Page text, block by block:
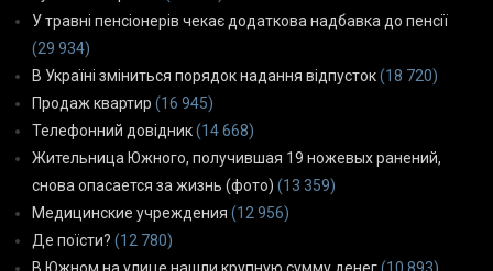
У травні пенсіонерів чекає додаткова надбавка до пенсії
(29 934)
В Україні зміниться порядок надання відпусток(18 720)
Продаж квартир (16 945)
Телефонний довідник(14 668)
Жительница Южного, получившая 19 ножевых ранений,
снова опасается за жизнь (фото) (13 359)
Медицинские учреждения (12 956)
Де поїсти? (12 780)
В Южном на улице нашли крупную сумму денег(10 893)